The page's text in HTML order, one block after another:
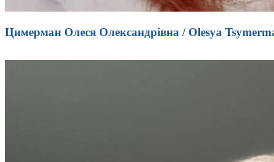
Цимерман Олеся Олександрівна / Olesya